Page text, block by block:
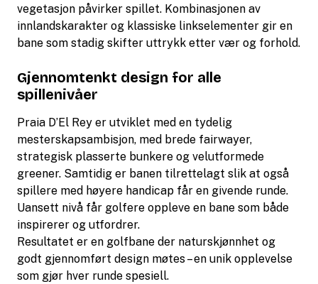
vegetasjon påvirker spillet. Kombinasjonen av
innlandskarakter og klassiske linkselementer gir en
bane som stadig skifter uttrykk etter vær og forhold.
Gjennomtenkt design for alle
spillenivåer
Praia D’El Rey er utviklet med en tydelig
mesterskapsambisjon, med brede fairwayer,
strategisk plasserte bunkere og velutformede
greener. Samtidig er banen tilrettelagt slik at også
spillere med høyere handicap får en givende runde.
Uansett nivå får golfere oppleve en bane som både
inspirerer og utfordrer.
Resultatet er en golfbane der naturskjønnhet og
godt gjennomført design møtes – en unik opplevelse
som gjør hver runde spesiell.